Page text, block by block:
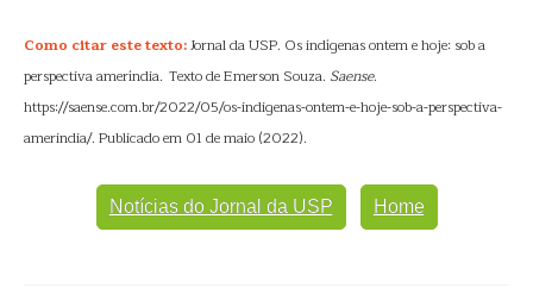
Como citar este texto:Jornal da USP. Os indígenas ontem e hoje: sob a
perspectiva ameríndia. Texto de Emerson Souza. Saense.
https://saense.com.br/2022/05/os-indigenas-ontem-e-hoje-sob-a-perspectiva-
amerindia/. Publicado em 01 de maio (2022).
Notícias do Jornal da USP Home